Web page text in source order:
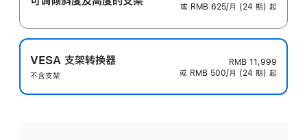
或 RMB 625/月 (24 期) 起
VESA 支架转换器
不含支架
RMB 11,999
或 RMB 500/月 (24 期) 起